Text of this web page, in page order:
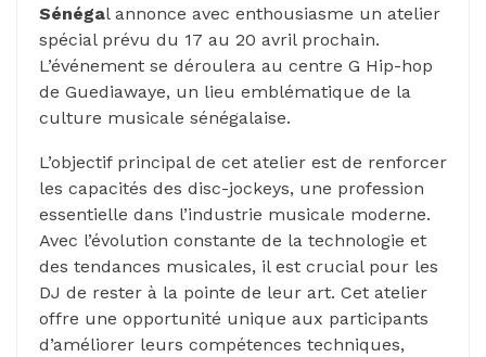
Sénégal annonce avec enthousiasme un atelier
spécial prévu du 17 au 20 avril prochain.
L’événement se déroulera au centre G Hip-hop
de Guediawaye, un lieu emblématique de la
culture musicale sénégalaise.
L’objectif principal de cet atelier est de renforcer
les capacités des disc-jockeys, une profession
essentielle dans l’industrie musicale moderne.
Avec l’évolution constante de la technologie et
des tendances musicales, il est crucial pour les
DJ de rester à la pointe de leur art. Cet atelier
offre une opportunité unique aux participants
d’améliorer leurs compétences techniques,